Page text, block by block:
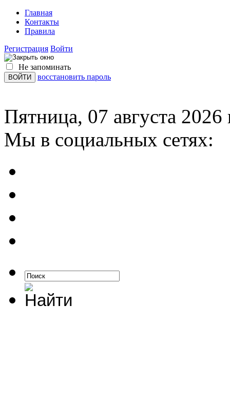
Главная
Контакты
Правила
Регистрация Войти
Не запоминать
восстановить пароль
Пятница, 07 августа 2026
Мы в социальных сетях: